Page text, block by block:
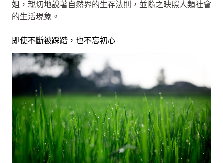
姐，親切地說著自然界的生存法則，並隨之映照人類社會
的生活現象。
即使不斷被踩踏，也不忘初心